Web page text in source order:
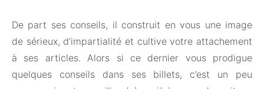
De part ses conseils, il construit en vous une image
de sérieux, d’impartialité et cultive votre attachement
à ses articles. Alors si ce dernier vous prodigue
quelques conseils dans ses billets, c’est un peu